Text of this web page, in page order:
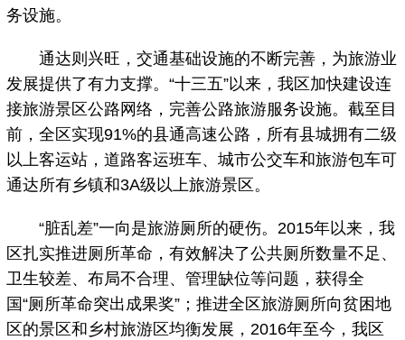
务设施。
通达则兴旺，交通基础设施的不断完善，为旅游业
发展提供了有力支撑。“十三五”以来，我区加快建设连
接旅游景区公路网络，完善公路旅游服务设施。截至目
前，全区实现91%的县通高速公路，所有县城拥有二级
以上客运站，道路客运班车、城市公交车和旅游包车可
通达所有乡镇和3A级以上旅游景区。
“脏乱差”一向是旅游厕所的硬伤。2015年以来，我
区扎实推进厕所革命，有效解决了公共厕所数量不足、
卫生较差、布局不合理、管理缺位等问题，获得全
国“厕所革命突出成果奖”；推进全区旅游厕所向贫困地
区的景区和乡村旅游区均衡发展，2016年至今，我区